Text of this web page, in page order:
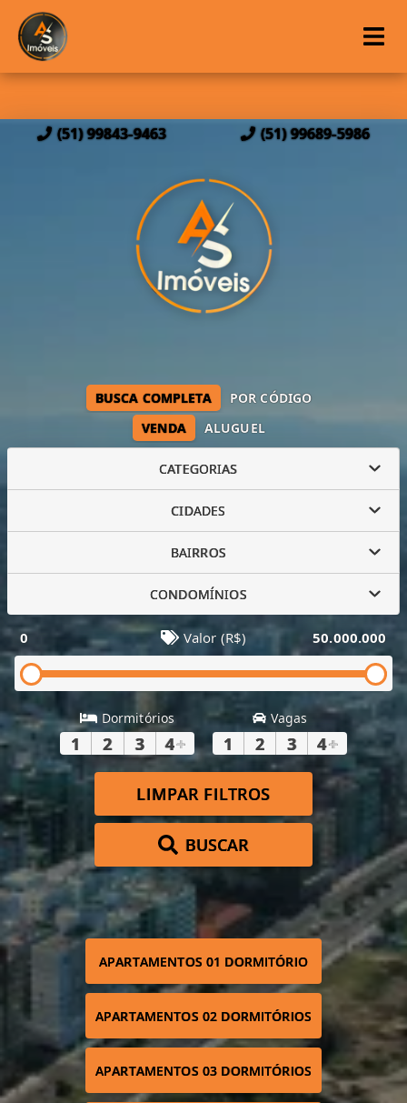
(51) 99843-9463 (51) 99689-5986
VENDA ALUGUEL
BUSCA COMPLETA POR CÓDIGO
CATEGORIAS
CIDADES
BAIRROS
CONDOMÍNIOS
0 Valor (R$) 50.000.000
Dormitórios
1 2 3 4+
Vagas
1 2 3 4+
LIMPAR FILTROS
BUSCAR
APARTAMENTOS 01 DORMITÓRIO
APARTAMENTOS 02 DORMITÓRIOS
APARTAMENTOS 03 DORMITÓRIOS